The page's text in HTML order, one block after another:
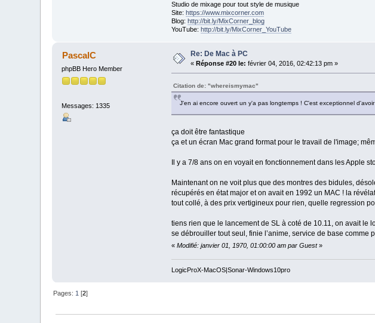
Studio de mixage pour tout style de musique
Site: https://www.mixcorner.com
Blog: http://bit.ly/MixCorner_blog
YouTube: http://bit.ly/MixCorner_YouTube
PascalC
phpBB Hero Member
Messages: 1335
Re: De Mac à PC
«Réponse #20 le: février 04, 2016, 02:42:13 pm »
Citation de: "whereismymac"
J'en ai encore ouvert un y'a pas longtemps ! C'est exceptionnel
ça doit être fantastique
ça et un écran Mac grand format pour le travail de l'image;
Il y a 7/8 ans on en voyait en fonctionnement dans les Apple
Maintenant on ne voit plus que des montres des bidules,
récupérés en état major et on avait en 1992 un MAC ! la
tout collé, à des prix vertigineux pour rien, quelle regression
tiens rien que le lancement de SL à coté de 10.11, on avait le
se débrouiller tout seul, finie l’anime, service de base comme
« Modifié: janvier 01, 1970, 01:00:00 am par Guest»
LogicProX-MacOS|Sonar-Windows10pro
Pages:1 [2]